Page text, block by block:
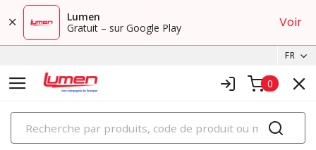
Lumen
Gratuit – sur Google Play
Voir
FR
0
PRODUITS
éclairage